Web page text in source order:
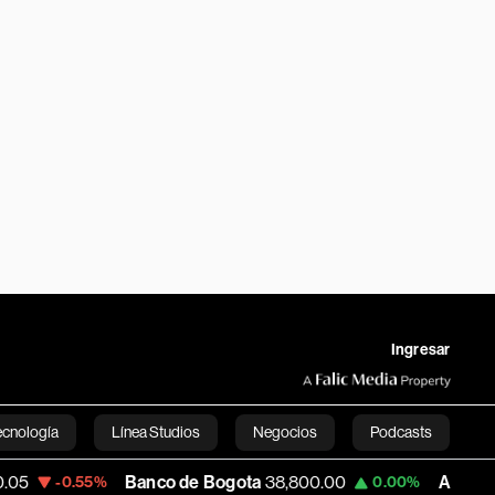
Ingresar
Línea Studios Negocios Podcasts
English
Banco de Bogota 38,800.00 0.00% Apple 309.25